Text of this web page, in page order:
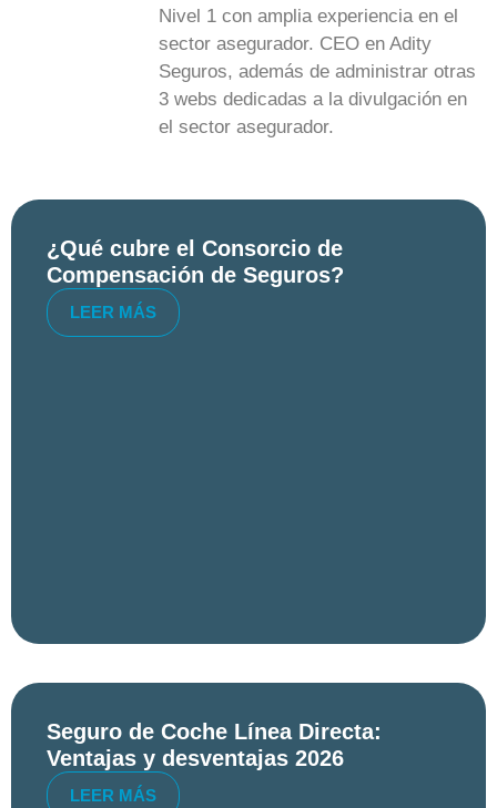
Nivel 1 con amplia experiencia en el
sector asegurador. CEO en Adity
Seguros, además de administrar otras
3 webs dedicadas a la divulgación en
el sector asegurador.
¿Qué cubre el Consorcio de
Compensación de Seguros?
LEER MÁS
Seguro de Coche Línea Directa:
Ventajas y desventajas 2026
LEER MÁS